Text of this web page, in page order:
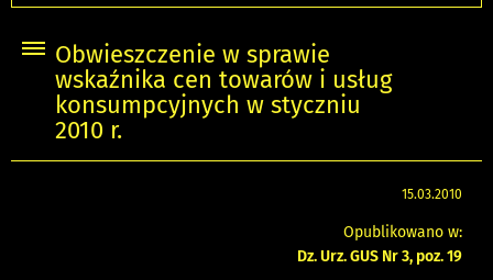
Obwieszczenie w sprawie
wskaźnika cen towarów i usług
konsumpcyjnych w styczniu
2010 r.
15.03.2010
Opublikowano w:
Dz. Urz. GUS Nr 3, poz. 19